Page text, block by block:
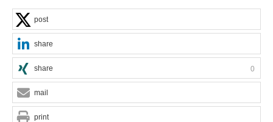
post
share
share 0
mail
print